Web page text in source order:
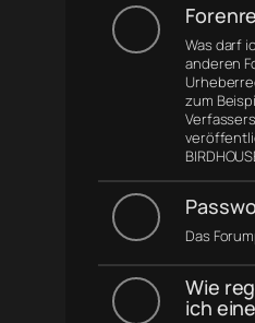
Was darf
anderen
zum
Das
Wie
ich